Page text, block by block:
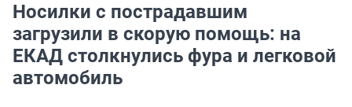
Носилки с пострадавшим
загрузили в скорую помощь: на
ЕКАД столкнулись фура и легковой
автомобиль